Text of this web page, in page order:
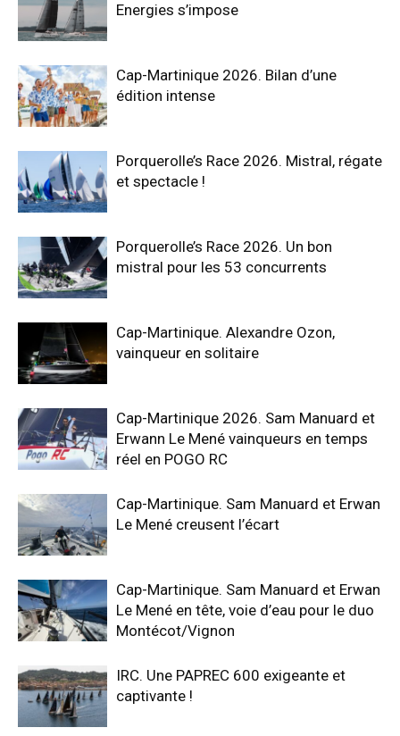
Energies s’impose
Cap-Martinique 2026. Bilan d’une
édition intense
Porquerolle’s Race 2026. Mistral, régate
et spectacle !
Porquerolle’s Race 2026. Un bon
mistral pour les 53 concurrents
Cap-Martinique. Alexandre Ozon,
vainqueur en solitaire
Cap-Martinique 2026. Sam Manuard et
Erwann Le Mené vainqueurs en temps
réel en POGO RC
Cap-Martinique. Sam Manuard et Erwan
Le Mené creusent l’écart
Cap-Martinique. Sam Manuard et Erwan
Le Mené en tête, voie d’eau pour le duo
Montécot/Vignon
IRC. Une PAPREC 600 exigeante et
captivante !